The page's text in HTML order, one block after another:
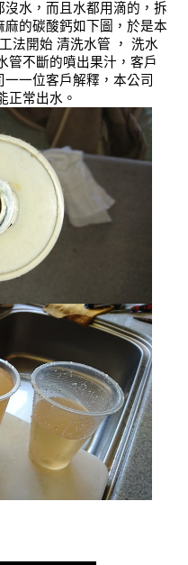
水，而且水都用滴的，拆
的碳酸鈣如下圖，於是本
法開始 清洗水管 ， 洗水
管不斷的噴出果汁，客戶
一位客戶解釋，本公司
正常出水。